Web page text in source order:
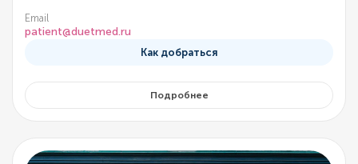
Email
patient@duetmed.ru
Как добраться
Подробнее